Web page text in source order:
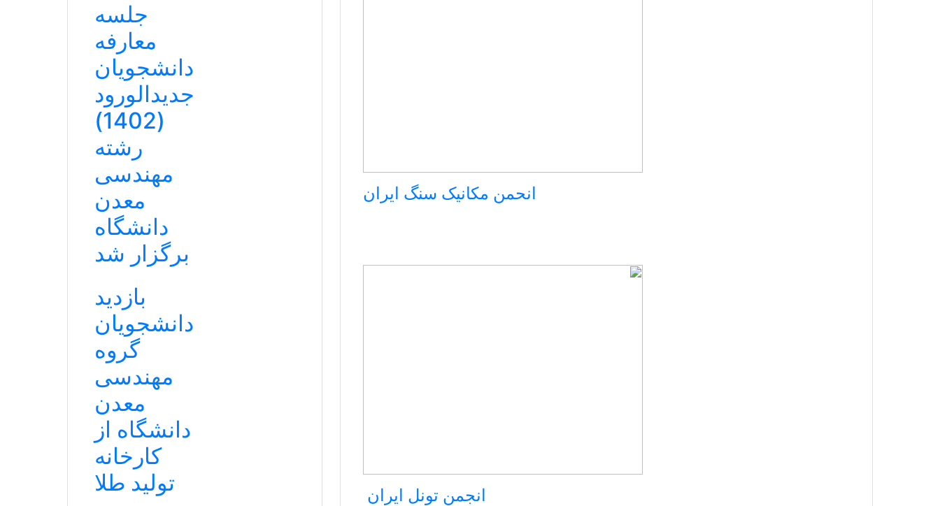
انحمن مکانیک سنگ ایران
انجمن تونل ایران
جلسه
معارفه
دانشجویان
جدیدالورود
(1402)
رشته
مهندسی
معدن
دانشگاه
برگزار شد
بازدید
دانشجویان
گروه
مهندسی
معدن
دانشگاه از
کارخانه
تولید طلا